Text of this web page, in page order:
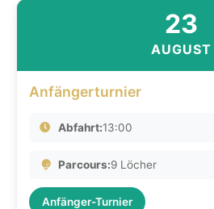
23
AUGUST
Anfängerturnier
Abfahrt:13:00
Parcours:9 Löcher
Anfänger-Turnier